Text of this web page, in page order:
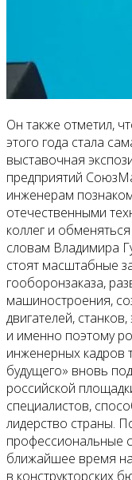
Он также отметил,
этого года стала
выставочная
предприятий
инженерам
отечественными
коллег и
словам Владимира
стоят масштабные
гооборонзаказа,
машиностроения,
двигателей,
и именно поэтому
инженерных кадров
будущего» вновь
российской
специалистов,
лидерство страны.
профессиональные
ближайшее время
в конструкторских